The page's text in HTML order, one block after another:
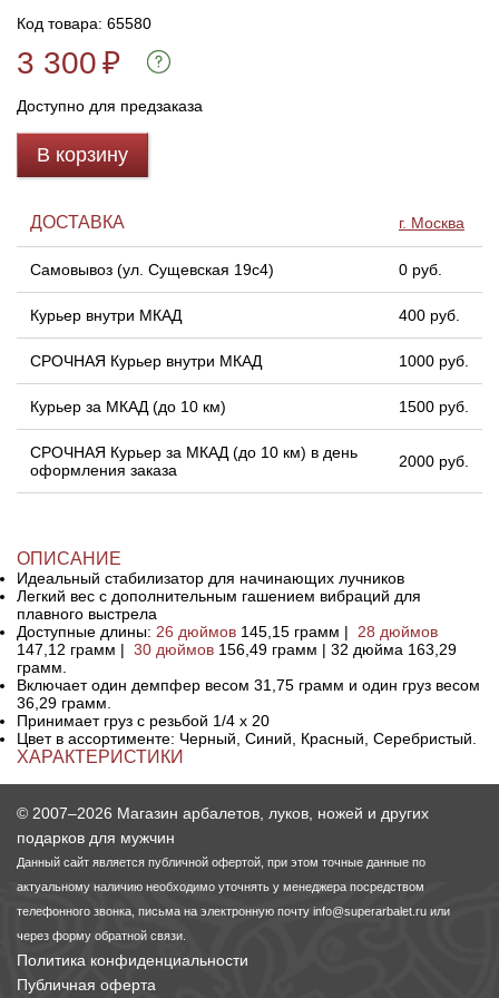
Код товара: 65580
3 300₽
Доступно для предзаказа
В корзину
ДОСТАВКА г. Москва
Самовывоз (ул. Сущевская 19с4) 0 руб.
Курьер внутри МКАД 400 руб.
СРОЧНАЯ Курьер внутри МКАД 1000 руб.
Курьер за МКАД (до 10 км) 1500 руб.
СРОЧНАЯ Курьер за МКАД (до 10 км) в день
оформления заказа
2000 руб.
ОПИСАНИЕ
Идеальный стабилизатор для начинающих лучников
Легкий вес с дополнительным гашением вибраций для
плавного выстрела
Доступные длины: 26 дюймов 145,15 грамм |
28 дюймов
147,12 грамм | 30 дюймов 156,49 грамм | 32 дюйма 163,29
грамм.
Включает один демпфер весом 31,75 грамм и один груз весом
36,29 грамм.
Принимает груз с резьбой 1/4 x 20
Цвет в ассортименте: Черный, Синий, Красный, Серебристый.
ХАРАКТЕРИСТИКИ
© 2007–2026 Магазин арбалетов, луков, ножей и других
подарков для мужчин
Данный сайт является публичной офертой, при этом точные данные по
актуальному наличию необходимо уточнять у менеджера посредством
телефонного звонка, письма на электронную почту info@superarbalet.ru или
через форму обратной связи.
Политика конфиденциальности
Публичная оферта
Линейки для настройки лука
Полочки для лука
Кликеры для лука
Плунжеры для лука
Киссеры для лука
Охотничьи ножи
Ножи складные